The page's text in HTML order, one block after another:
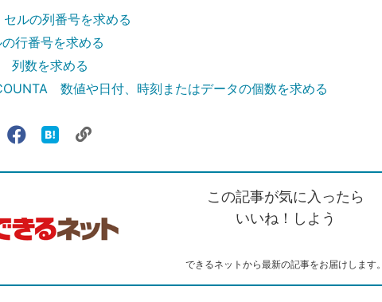
ルの列番号を求める
行番号を求める
列数を求める
数値や日付、時刻またはデータの個数を求める
する
旧
Facebook
シ
な
マ
ー
追
ク
ー
この記事が気に入ったら
いいね！しよう
できるネットから最新の記事をお届けします。